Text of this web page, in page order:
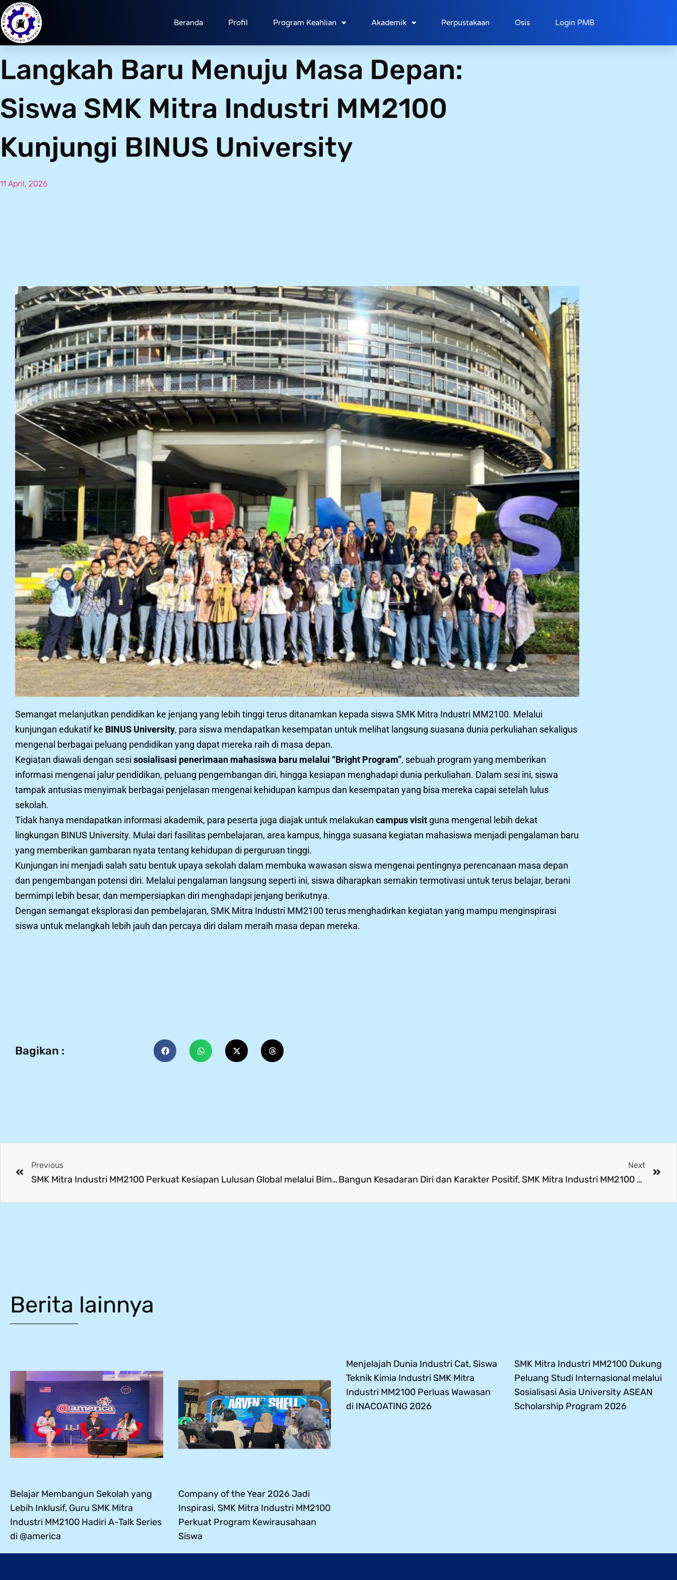
Beranda Profil Program Keahlian Akademik Perpustakaan Osis Login PMB
Langkah Baru Menuju Masa Depan:
Siswa SMK Mitra Industri MM2100
Kunjungi BINUS University
11 April, 2026
Semangat melanjutkan pendidikan ke jenjang yang lebih tinggi terus ditanamkan kepada siswa SMK Mitra Industri MM2100. Melalui
kunjungan edukatif ke BINUS University, para siswa mendapatkan kesempatan untuk melihat langsung suasana dunia perkuliahan sekaligus
mengenal berbagai peluang pendidikan yang dapat mereka raih di masa depan.
Kegiatan diawali dengan sesi sosialisasi penerimaan mahasiswa baru melalui “Bright Program”, sebuah program yang memberikan
informasi mengenai jalur pendidikan, peluang pengembangan diri, hingga kesiapan menghadapi dunia perkuliahan. Dalam sesi ini, siswa
tampak antusias menyimak berbagai penjelasan mengenai kehidupan kampus dan kesempatan yang bisa mereka capai setelah lulus
sekolah.
Tidak hanya mendapatkan informasi akademik, para peserta juga diajak untuk melakukan campus visit guna mengenal lebih dekat
lingkungan BINUS University. Mulai dari fasilitas pembelajaran, area kampus, hingga suasana kegiatan mahasiswa menjadi pengalaman baru
yang memberikan gambaran nyata tentang kehidupan di perguruan tinggi.
Kunjungan ini menjadi salah satu bentuk upaya sekolah dalam membuka wawasan siswa mengenai pentingnya perencanaan masa depan
dan pengembangan potensi diri. Melalui pengalaman langsung seperti ini, siswa diharapkan semakin termotivasi untuk terus belajar, berani
bermimpi lebih besar, dan mempersiapkan diri menghadapi jenjang berikutnya.
Dengan semangat eksplorasi dan pembelajaran, SMK Mitra Industri MM2100 terus menghadirkan kegiatan yang mampu menginspirasi
siswa untuk melangkah lebih jauh dan percaya diri dalam meraih masa depan mereka.
Bagikan :
Previous
SMK Mitra Industri MM2100 Perkuat Kesiapan Lulusan Global melalui Bimtek Sertifikasi Kompetensi Siswa
Next
Bangun Kesadaran Diri dan Karakter Positif, SMK Mitra Industri MM2100 Gelar Pembinaan Karakter Siswa
Berita lainnya
Belajar Membangun Sekolah yang
Lebih Inklusif, Guru SMK Mitra
Industri MM2100 Hadiri A-Talk Series
di @america
Company of the Year 2026 Jadi
Inspirasi, SMK Mitra Industri MM2100
Perkuat Program Kewirausahaan
Siswa
Menjelajah Dunia Industri Cat, Siswa
Teknik Kimia Industri SMK Mitra
Industri MM2100 Perluas Wawasan
di INACOATING 2026
SMK Mitra Industri MM2100 Dukung
Peluang Studi Internasional melalui
Sosialisasi Asia University ASEAN
Scholarship Program 2026